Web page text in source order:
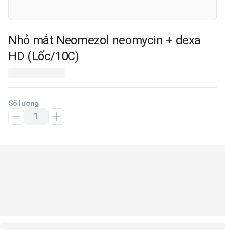
Nhỏ mắt Neomezol neomycin + dexa
HD (Lốc/10C)
Số lượng